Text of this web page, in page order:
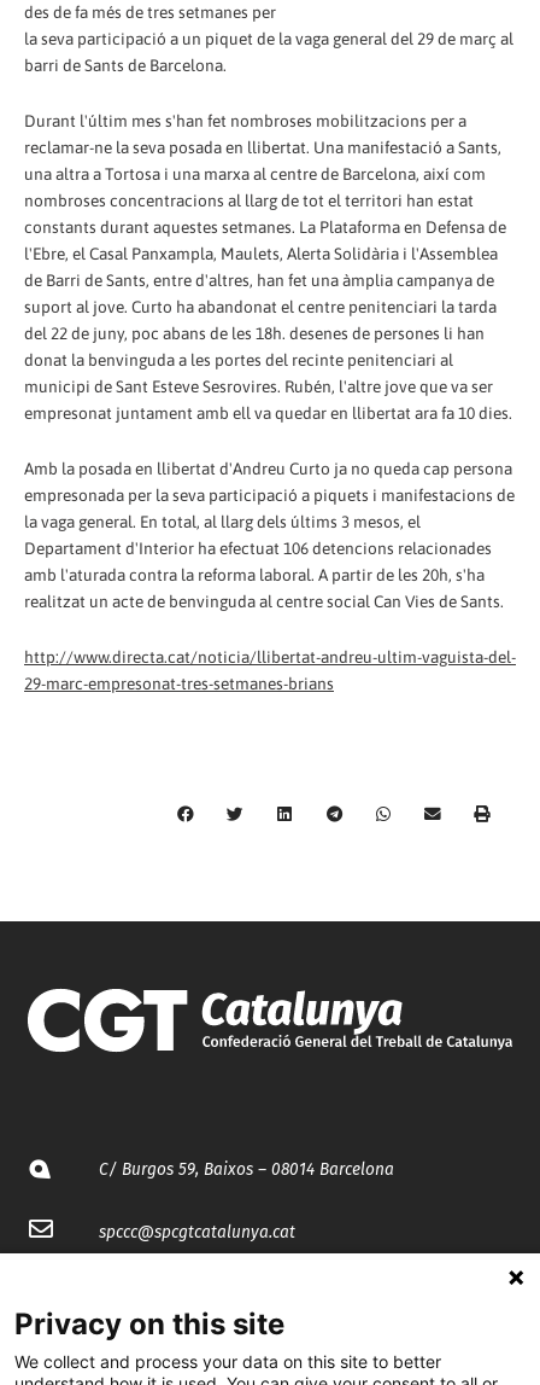
des de fa més de tres setmanes per
la seva participació a un piquet de la vaga general del 29 de març al
barri de Sants de Barcelona.
Durant l'últim mes s'han fet nombroses mobilitzacions per a
reclamar-ne la seva posada en llibertat. Una manifestació a Sants,
una altra a Tortosa i una marxa al centre de Barcelona, així com
nombroses concentracions al llarg de tot el territori han estat
constants durant aquestes setmanes. La Plataforma en Defensa de
l'Ebre, el Casal Panxampla, Maulets, Alerta Solidària i l'Assemblea
de Barri de Sants, entre d'altres, han fet una àmplia campanya de
suport al jove. Curto ha abandonat el centre penitenciari la tarda
del 22 de juny, poc abans de les 18h. desenes de persones li han
donat la benvinguda a les portes del recinte penitenciari al
municipi de Sant Esteve Sesrovires. Rubén, l'altre jove que va ser
empresonat juntament amb ell va quedar en llibertat ara fa 10 dies.
Amb la posada en llibertat d'Andreu Curto ja no queda cap persona
empresonada per la seva participació a piquets i manifestacions de
la vaga general. En total, al llarg dels últims 3 mesos, el
Departament d'Interior ha efectuat 106 detencions relacionades
amb l'aturada contra la reforma laboral. A partir de les 20h, s'ha
realitzat un acte de benvinguda al centre social Can Vies de Sants.
http://www.directa.cat/noticia/llibertat-andreu-ultim-vaguista-del-
29-marc-empresonat-tres-setmanes-brians
C/ Burgos 59, Baixos – 08014 Barcelona
spccc@spcgtcatalunya.cat
@CGTCatalunya
Privacy on this site
We collect and process your data on this site to better